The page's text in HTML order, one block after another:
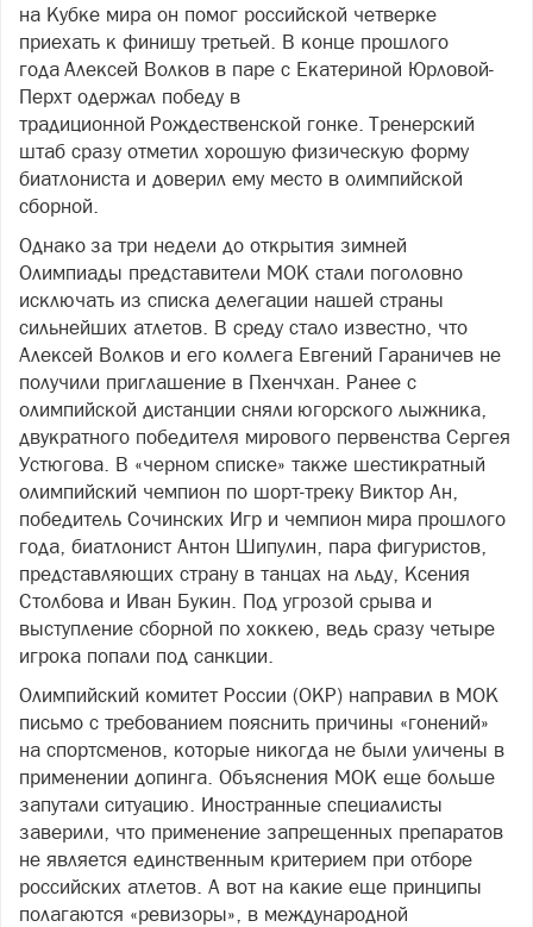
на Кубке мира он помог российской четверке
приехать к финишу третьей. В конце прошлого
года Алексей Волков в паре с Екатериной Юрловой-
Перхт одержал победу в
традиционной Рождественской гонке. Тренерский
штаб сразу отметил хорошую физическую форму
биатлониста и доверил ему место в олимпийской
сборной.
Однако за три недели до открытия зимней
Олимпиады представители МОК стали поголовно
исключать из списка делегации нашей страны
сильнейших атлетов. В среду стало известно, что
Алексей Волков и его коллега Евгений Гараничев не
получили приглашение в Пхенчхан. Ранее с
олимпийской дистанции сняли югорского лыжника,
двукратного победителя мирового первенства Сергея
Устюгова. В «черном списке» также шестикратный
олимпийский чемпион по шорт-треку Виктор Ан,
победитель Сочинских Игр и чемпион мира прошлого
года, биатлонист Антон Шипулин, пара фигуристов,
представляющих страну в танцах на льду, Ксения
Столбова и Иван Букин. Под угрозой срыва и
выступление сборной по хоккею, ведь сразу четыре
игрока попали под санкции.
Олимпийский комитет России (ОКР) направил в МОК
письмо с требованием пояснить причины «гонений»
на спортсменов, которые никогда не были уличены в
применении допинга. Объяснения МОК еще больше
запутали ситуацию. Иностранные специалисты
заверили, что применение запрещенных препаратов
не является единственным критерием при отборе
российских атлетов. А вот на какие еще принципы
полагаются «ревизоры», в международной